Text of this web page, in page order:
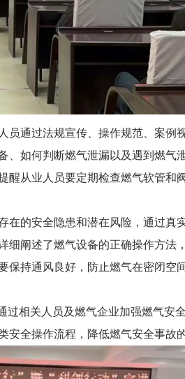
通过法规宣传、操作规范、案例
、如何判断燃气泄漏以及遇到燃气
醒从业人员要定期检查燃气软管和
的安全隐患和潜在风险，通过真
阐述了燃气设备的正确操作方法
保持通风良好，防止燃气在密闭空
相关人员及燃气企业加强燃气安
全操作流程，降低燃气安全事故的